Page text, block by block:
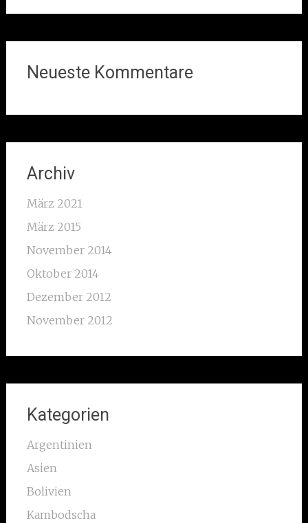
Neueste Kommentare
Archiv
März 2021
März 2015
November 2014
Oktober 2014
Dezember 2012
November 2012
Kategorien
Argentinien
Asien
Bolivien
Kambodscha